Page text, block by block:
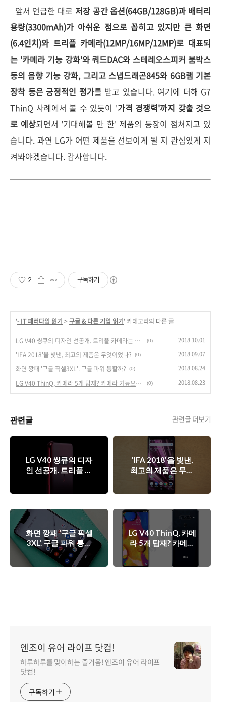
앞서 언급한 대로 저장 공간 옵션(64GB/128GB)과 배터리
용량(3300mAh)가 아쉬운 점으로 꼽히고 있지만 큰 화면
(6.4인치)와 트리플 카메라(12MP/16MP/12MP)로 대표되
는 '카메라 기능 강화'와 쿼드DAC와 스테레오스피커 붐박스
등의 음향 기능 강화, 그리고 스냅드래곤845와 6GB램 기본
장착 등은 긍정적인 평가를 받고 있습니다. 여기에 더해 G7
ThinQ 사례에서 볼 수 있듯이 '가격 경쟁력'까지 갖출 것으
로 예상되면서 '기대해볼 만 한' 제품의 등장이 점쳐지고 있
습니다. 과연 LG가 어떤 제품을 선보이게 될 지 관심있게 지
켜봐야겠습니다. 감사합니다.
2 구독하기
'- IT 패러다임 읽기 > 구글 & 다른 기업 읽기' 카테고리의 다른 글
LG V40 씽큐의 디자인 선공개. 트리플 카메라는 흥행의 키가 될까? (0) 2018.10.01
'IFA 2018'을 빛낸, 최고의 제품은 무엇이었나? (0) 2018.09.07
화면 깡패 '구글 픽셀3XL'. 구글 파워 통할까? (0) 2018.08.24
LG V40 ThinQ, 카메라 5개 탑재? 카메라 기능으로 승부수 띄울까? (0) 2018.08.23
관련글 관련글 더보기
LG V40 씽큐의 디자
인 선공개. 트리플 카
메라는 흥행의 키가
'IFA 2018'을 빛낸,
최고의 제품은 무엇
이었나?
화면 깡패 '구글 픽셀
3XL'. 구글 파워 통할
까?
LG V40 ThinQ, 카메
라 5개 탑재? 카메라
기능으로 승부수 띄
엔조이 유어 라이프 닷컴!
하루하루를 맞이하는 즐거움! 엔조이 유어 라이프
닷컴!
구독하기